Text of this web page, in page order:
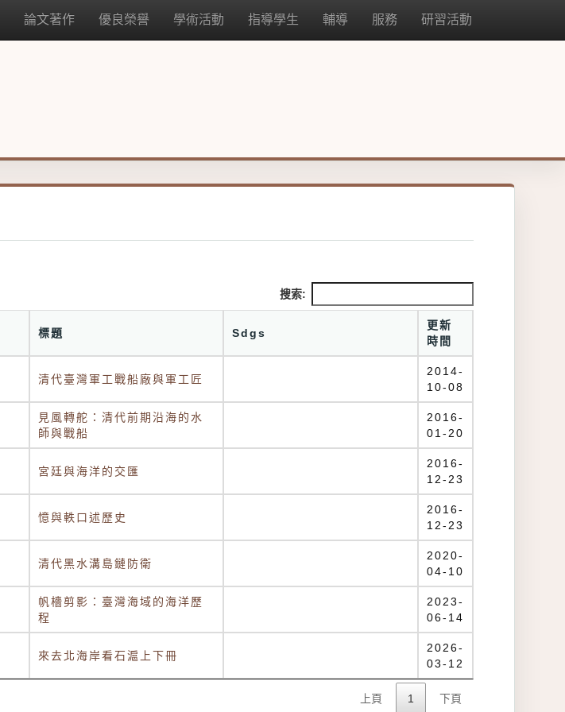
論文著作 優良榮譽 學術活動 指導學生 輔導 服務 研習活動
搜索:
標題 Sdgs
更新
時間
清代臺灣軍工戰船廠與軍工匠
2014-
10-08
見風轉舵：清代前期沿海的水
師與戰船
2016-
01-20
宮廷與海洋的交匯
2016-
12-23
憶與軼口述歷史
2016-
12-23
清代黑水溝島鏈防衛
2020-
04-10
帆檣剪影：臺灣海域的海洋歷
程
2023-
06-14
來去北海岸看石滬上下冊
2026-
03-12
上頁 1 下頁